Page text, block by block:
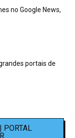
no Google News,
portais de
PORTAL